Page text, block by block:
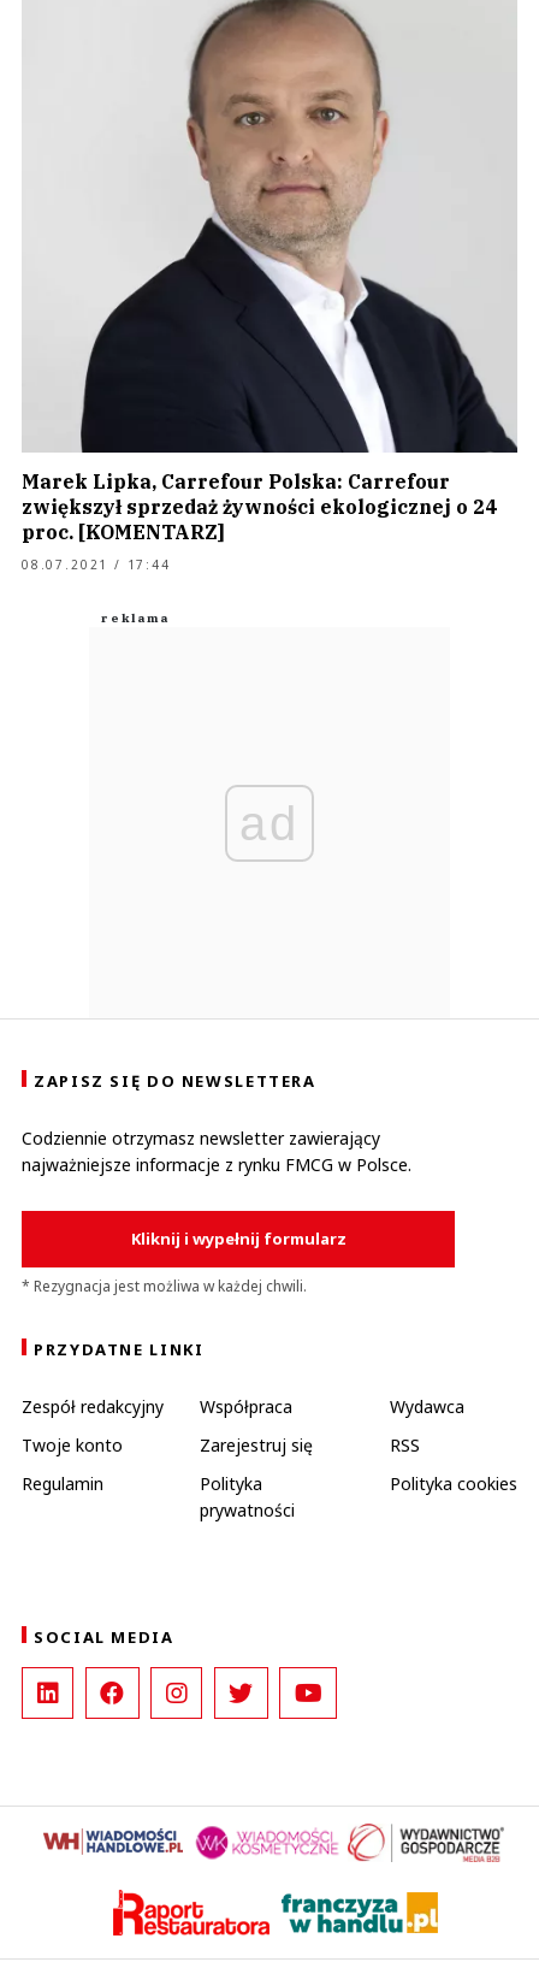
Marek Lipka, Carrefour Polska: Carrefour
zwiększył sprzedaż żywności ekologicznej o 24
proc. [KOMENTARZ]
08.07.2021 / 17:44
ad
ZAPISZ SIĘ DO NEWSLETTERA
Codziennie otrzymasz newsletter zawierający
najważniejsze informacje z rynku FMCG w Polsce.
Kliknij i wypełnij formularz
* Rezygnacja jest możliwa w każdej chwili.
PRZYDATNE LINKI
Zespół redakcyjny Współpraca
Wydawca
Twoje konto
Zarejestruj się
RSS
Regulamin
Polityka
prywatności
Polityka cookies
SOCIAL MEDIA